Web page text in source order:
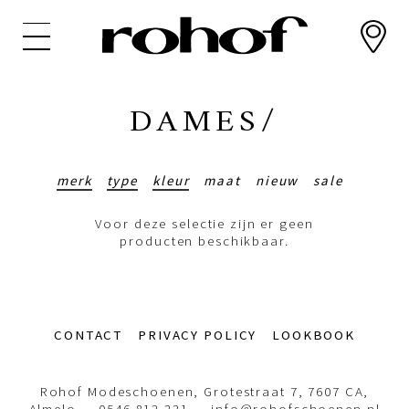
DAMES/
merk type kleur maat nieuw sale
Voor deze selectie zijn er geen
producten beschikbaar.
Footer-CONTACT PRIVACY POLICY LOOKBOOK
Rohof Modeschoenen, Grotestraat 7, 7607 CA,